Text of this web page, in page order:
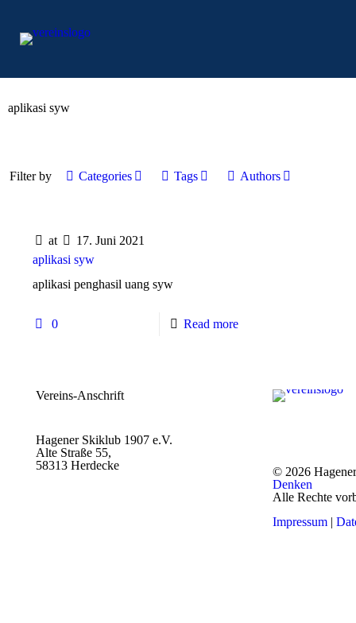
aplikasi syw
Filter by Categories Tags Authors
at
17. Juni 2021
aplikasi syw
aplikasi penghasil uang syw
0 Read more
Vereins-Anschrift
Hagener Skiklub 1907 e.V.
Alte Straße 55,
58313 Herdecke
© 2026
Denken
Alle Rechte
Impressum|